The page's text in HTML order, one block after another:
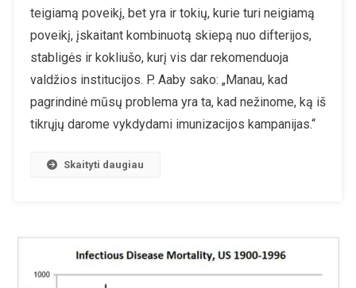
teigiamą poveikį, bet yra ir tokių, kurie turi neigiamą
poveikį, įskaitant kombinuotą skiepą nuo difterijos,
stabligės ir kokliušo, kurį vis dar rekomenduoja
valdžios institucijos. P. Aaby sako: „Manau, kad
pagrindinė mūsų problema yra ta, kad nežinome, ką iš
tikrųjų darome vykdydami imunizacijos kampanijas.“
Skaityti daugiau